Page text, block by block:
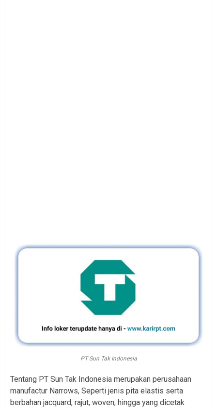
PT Sun Tak Indonesia
Tentang PT Sun Tak Indonesia merupakan perusahaan
manufactur Narrows, Seperti jenis pita elastis serta
berbahan jacquard, rajut, woven, hingga yang dicetak